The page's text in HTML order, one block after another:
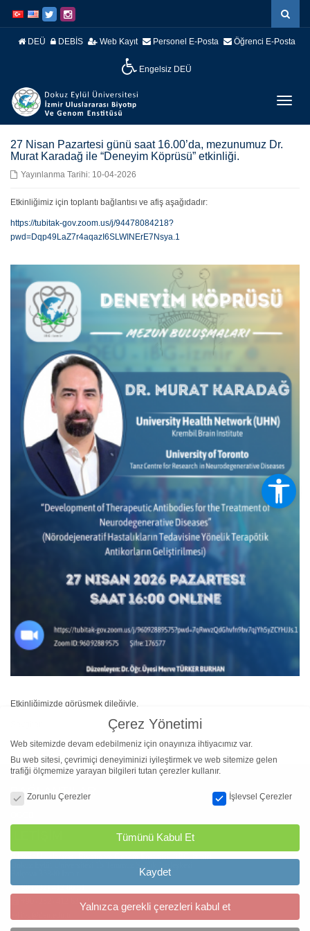
atla
Navigasyona
atla
DEÜ DEBİS Web Kayıt Personel E-Posta Öğrenci E-Posta
Engelsiz DEÜ
27 Nisan Pazartesi günü saat 16.00’da, mezunumuz Dr.
Murat Karadağ ile “Deneyim Köprüsü” etkinliği.
Yayınlanma Tarihi: 10-04-2026
Etkinliğimiz için toplantı bağlantısı ve afiş aşağıdadır:
https://tubitak-gov.zoom.us/j/94478084218?
pwd=Dqp49LaZ7r4aqazI6SLWINErE7Nsya.1
Etkinliğimizde görüşmek dileğiyle,
BAĞLANTILAR
+90 (232) 412 86 51
+90 (232) 412 63 53
Çerez Yönetimi
Web sitemizde devam edebilmeniz için onayınıza ihtiyacımız var.
Bu web sitesi, çevrimiçi deneyiminizi iyileştirmek ve web sitemize gelen
trafiği ölçmemize yarayan bilgileri tutan çerezler kullanır.
Zorunlu Çerezler
İşlevsel Çerezler
Tümünü Kabul Et
Kaydet
Yalnızca gerekli çerezleri kabul et